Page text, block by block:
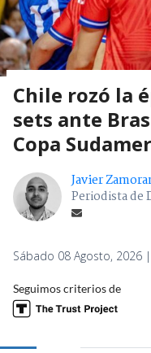
Chile rozó la
sets ante
Copa
Javier
Periodista de
Sábado 08 Agosto, 2026
Seguimos criterios de